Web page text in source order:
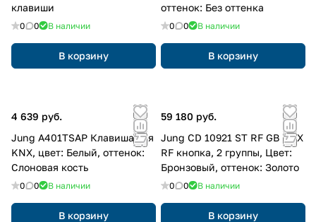
клавиши
0 0 В наличии
В корзину
оттенок: Без оттенка
0 0 В наличии
В корзину
4 639 руб.
Jung A401TSAP Клавиша для
KNX, цвет: Белый, оттенок:
Слоновая кость
0 0 В наличии
В корзину
59 180 руб.
Jung CD 10921 ST RF GB KNX
RF кнопка, 2 группы, Цвет:
Бронзовый, оттенок: Золото
0 0 В наличии
В корзину